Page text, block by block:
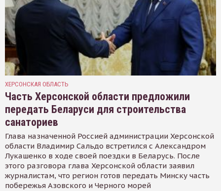
ХЕРСОНСКАЯ ОБЛАСТЬ
Часть Херсонской области предложили
передать Беларуси для строительства
санаториев
Глава назначенной Россией администрации Херсонской
области Владимир Сальдо встретился с Александром
Лукашенко в ходе своей поездки в Беларусь. После
этого разговора глава Херсонской области заявил
журналистам, что регион готов передать Минску часть
побережья Азовского и Черного морей